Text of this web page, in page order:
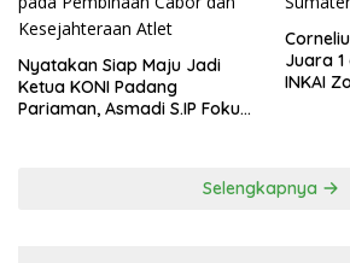
Nyatakan Siap Maju Jadi
Ketua KONI Padang
Pariaman, Asmadi S.IP Fokus
Juara 1
INKAI
Selengkapnya